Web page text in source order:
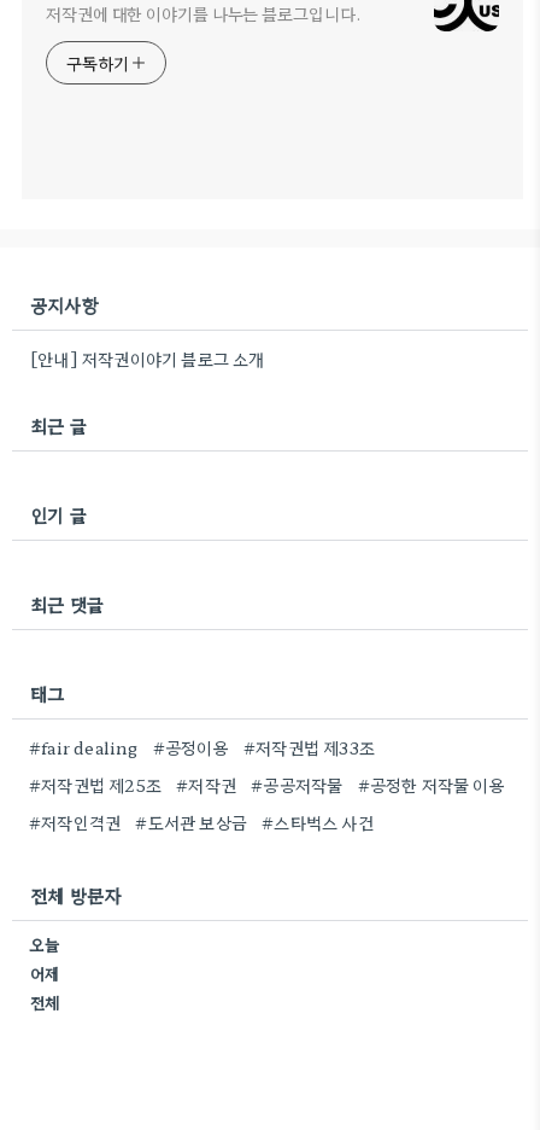
저작권에 대한 이야기를 나누는 블로그입니다.
구독하기
공지사항
[안내] 저작권이야기 블로그 소개
최근 글
인기 글
최근 댓글
태그
#fair dealing #공정이용
#저작권법 제33조
#저작권법 제25조
#저작권 #공공저작물
#공정한 저작물 이용
#저작인격권
#도서관 보상금 #스타벅스 사건
전체 방문자
오늘
어제
전체